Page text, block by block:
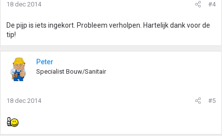
18 dec 2014 #4
De pijp is iets ingekort. Probleem verholpen. Hartelijk dank voor de
tip!
Peter
Specialist Bouw/Sanitair
18 dec 2014 #5